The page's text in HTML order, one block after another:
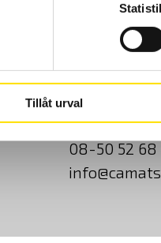
Tillåt urval
Klagomål
08-50 52 68